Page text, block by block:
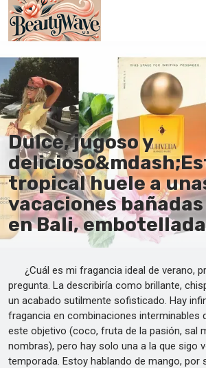
Principal
En
Es
Ru
It
De
Dulce, jugoso y
tropical huele a
vacaciones
en Bali,
¿Cuál es mi fragancia ideal de verano,
pregunta. La describiría como brillante,
un acabado sutilmente sofisticado. Hay
fragancia en combinaciones interminables
este objetivo (coco, fruta de la pasión, sal
nombras), pero hay solo una a la que sigo
temporada. Estoy hablando de mango, por